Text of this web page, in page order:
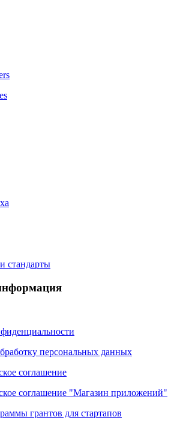
стандарты
персональных данных
соглашение
соглашение "Магазин приложений"
грантов для стартапов